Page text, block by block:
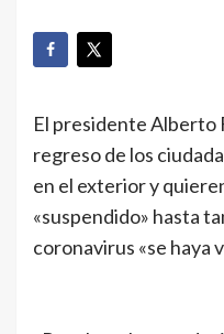
El presidente Alberto
regreso de los
en el exterior y
«suspendido» hasta
coronavirus «se haya